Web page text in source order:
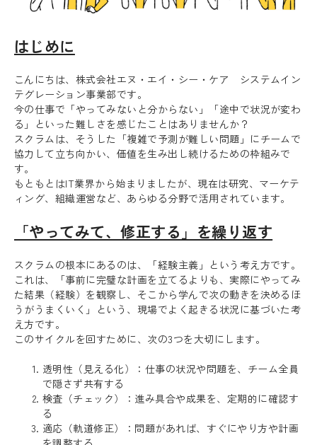
はじめに
こんにちは、株式会社エヌ・エイ・シー・ケア システムイン
テグレーション事業部です。
今の仕事で「やってみないと分からない」「途中で状況が変わ
る」といった難しさを感じたことはありませんか？
スクラムは、そうした「複雑で予測が難しい問題」にチームで
協力して立ち向かい、価値を生み出し続けるための枠組みで
す。
もともとはIT業界から始まりましたが、現在は研究、マーケテ
ィング、組織運営など、あらゆる分野で活用されています。
「やってみて、修正する」を繰り返す
スクラムの根本にあるのは、「経験主義」という考え方です。
これは、「事前に完璧な計画を立てるよりも、実際にやってみ
た結果（経験）を観察し、そこから学んで次の動きを決めるほ
うがうまくいく」という、現場でよく起きる状況に基づいた考
え方です。
このサイクルを回すために、次の3つを大切にします。
透明性（見える化）：仕事の状況や問題を、チーム全員
で隠さず共有する
検査（チェック）：進み具合や成果を、定期的に確認す
る
適応（軌道修正）：問題があれば、すぐにやり方や計画